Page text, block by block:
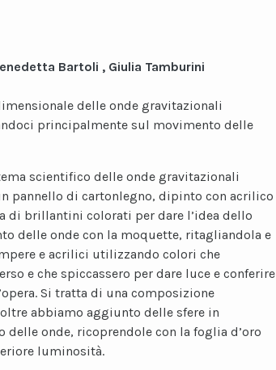
Bartoli , Giulia Tamburini
delle onde gravitazionali
principalmente sul movimento delle
scientifico delle onde gravitazionali
pannello di cartonlegno, dipinto con acrilico
di brillantini colorati per dare l’idea dello
delle onde con la moquette, ritagliandola e
e acrilici utilizzando colori che
e che spiccassero per dare luce e conferire
Si tratta di una composizione
abbiamo aggiunto delle sfere in
onde, ricoprendole con la foglia d’oro
luminosità.